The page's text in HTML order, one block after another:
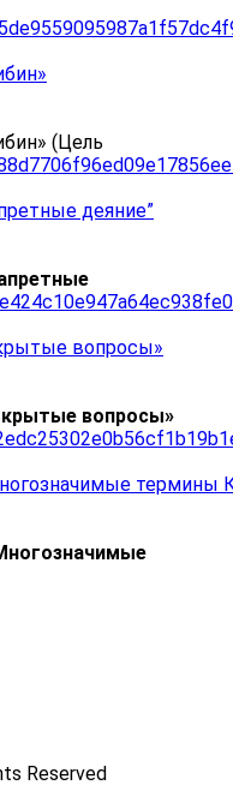
(Цель
деяние”
вопросы»
вопросы»
термины
Reserved